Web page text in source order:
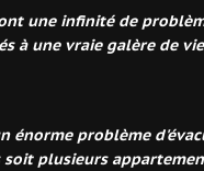
une infinité de
à une vraie galère de
énorme problème
plusieurs